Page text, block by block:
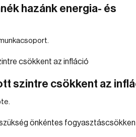
hazánk energia- és
szintre csökkent az